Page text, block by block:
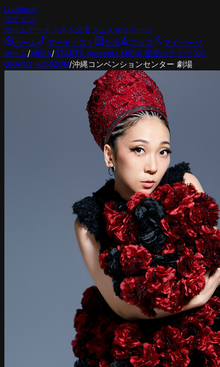
LiveVault
ログイン
ホームアーティスト 公演フェスマイページ
ホーム
アーティスト 公演 フェス
マイページ
ホーム/MISIA/STARTS presents MISIA 星空のライヴ XIII
GRAND HORIZON/沖縄コンベンションセンター 劇場